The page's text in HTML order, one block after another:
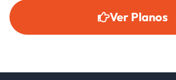
Ver Planos